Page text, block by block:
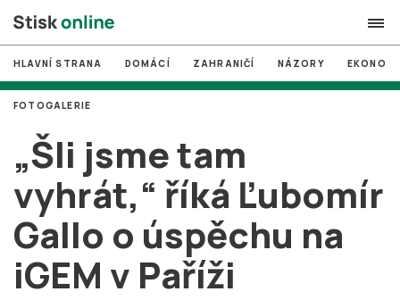
search
# MUNI
Brno
# volby
login PŘIHLÁSIT SE
Zapomněli jste heslo?
HLAVNÍ STRANA DOMÁCÍ ZAHRANIČÍ NÁZORY
„Šli jsme tam
vyhrát,“ říká Ľubomír
Gallo o úspěchu na
iGEM v Paříži
FOTOGALERIE